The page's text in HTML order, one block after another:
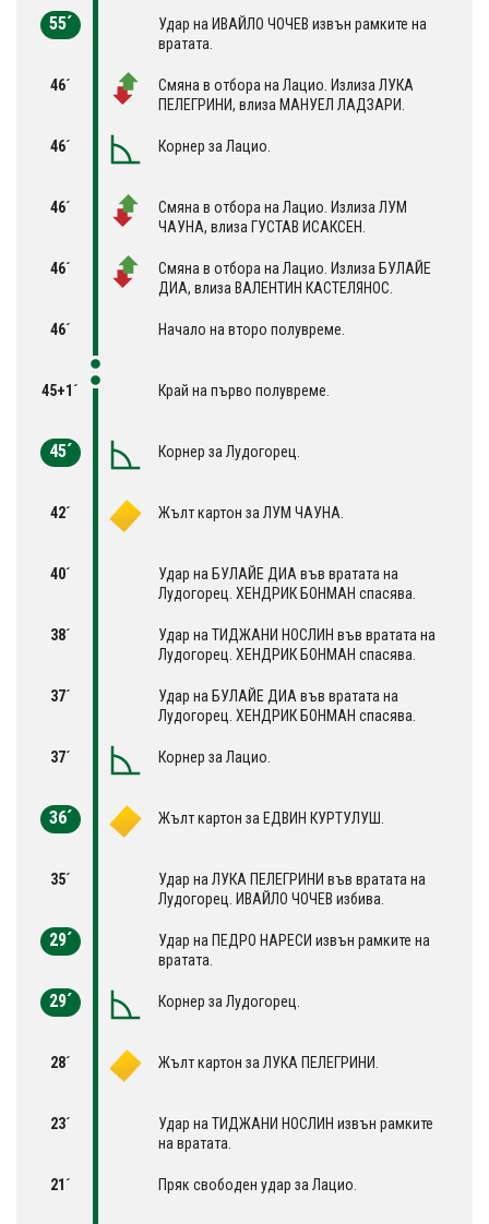
55´
Удар на ИВАЙЛО ЧОЧЕВ извън рамките на
вратата.
46´
Смяна в отбора на Лацио. Излиза ЛУКА
ПЕЛЕГРИНИ, влиза МАНУЕЛ ЛАДЗАРИ.
46´ Корнер за Лацио.
46´
Смяна в отбора на Лацио. Излиза ЛУМ
ЧАУНА, влиза ГУСТАВ ИСАКСЕН.
46´
Смяна в отбора на Лацио. Излиза БУЛАЙЕ
ДИА, влиза ВАЛЕНТИН КАСТЕЛЯНОС.
46´ Начало на второ полувреме.
45+1´ Край на първо полувреме.
45´ Корнер за Лудогорец.
42´ Жълт картон за ЛУМ ЧАУНА.
40´
Удар на БУЛАЙЕ ДИА във вратата на
Лудогорец. ХЕНДРИК БОНМАН спасява.
38´
Удар на ТИДЖАНИ НОСЛИН във вратата на
Лудогорец. ХЕНДРИК БОНМАН спасява.
37´
Удар на БУЛАЙЕ ДИА във вратата на
Лудогорец. ХЕНДРИК БОНМАН спасява.
37´ Корнер за Лацио.
36´ Жълт картон за ЕДВИН КУРТУЛУШ.
35´
Удар на ЛУКА ПЕЛЕГРИНИ във вратата на
Лудогорец. ИВАЙЛО ЧОЧЕВ избива.
29´
Удар на ПЕДРО НАРЕСИ извън рамките на
вратата.
29´ Корнер за Лудогорец.
28´ Жълт картон за ЛУКА ПЕЛЕГРИНИ.
23´
Удар на ТИДЖАНИ НОСЛИН извън рамките
на вратата.
21´ Пряк свободен удар за Лацио.